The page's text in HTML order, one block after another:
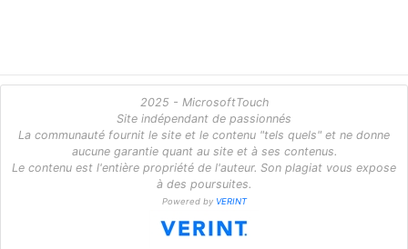
2025 - MicrosoftTouch
Site indépendant de passionnés
La communauté fournit le site et le contenu "tels quels" et ne donne
aucune garantie quant au site et à ses contenus.
Le contenu est l'entière propriété de l'auteur. Son plagiat vous expose
à des poursuites.
Powered by VERINT